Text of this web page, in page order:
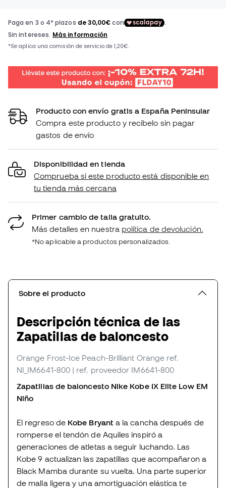
Producto con envío gratis a España Peninsular
Compra este producto y recíbelo sin pagar
gastos de envío
Disponibilidad en tienda
Comprueba si este producto está disponible en
tu tienda más cercana
Primer cambio de talla gratuito.
Más detalles en nuestra política de devolución.
*No aplicable a productos personalizados.
Sobre el producto
Descripción técnica de las
Zapatillas de baloncesto
Orange Frost-Ice Peach-Brilliant Orange ref.
NI_IM6641-800 | ref. proveedor IM6641-800
Zapatillas de baloncesto Nike Kobe IX Elite Low EM
Niño
El regreso de Kobe Bryant a la cancha después de
romperse el tendón de Aquiles inspiró a
generaciones de atletas a seguir luchando. Las
Kobe 9 actualizan las zapatillas que acompañaron a
Black Mamba durante su vuelta. Una parte superior
de malla ligera y una amortiguación elástica te